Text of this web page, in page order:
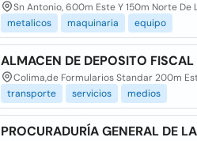
Sn Antonio, 600m Este Y 150m Norte De
metalicos
maquinaria equipo
ALMACEN DE DEPOSITO
Colima,de Formularios Standar 200m
transporte
servicios medios
PROCURADURÍA GENERAL DE